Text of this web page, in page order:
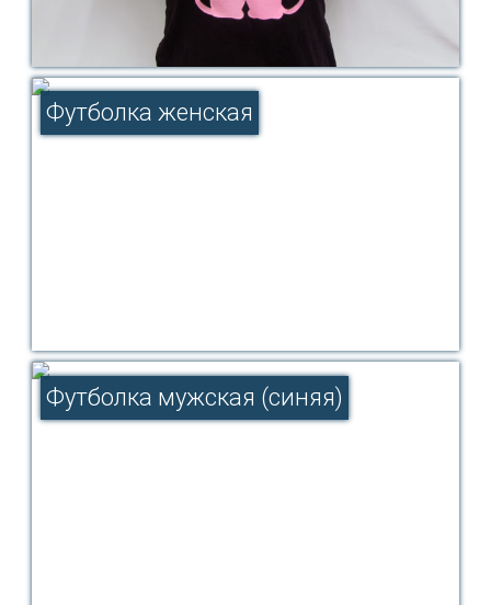
Футболка женская
Футболка мужская (синяя)